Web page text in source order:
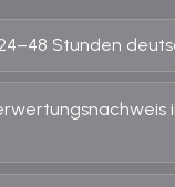
Stunden